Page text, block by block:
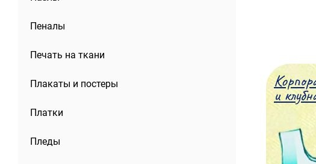
Пеналы
Печать на ткани
Плакаты и постеры
Платки
Пледы
и